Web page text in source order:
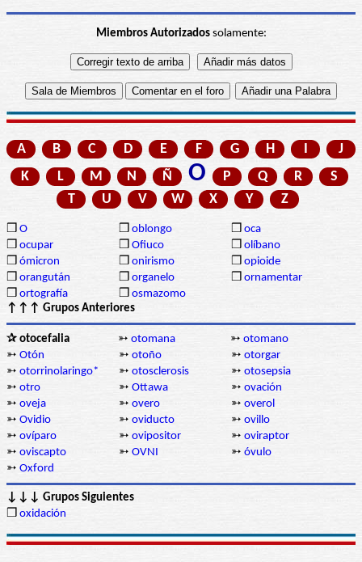
Miembros Autorizadossolamente:
A B C D E F G H I
J
K
L M N Ñ O P Q R
S
T
U V W X Y Z
❒ O ❒ oblongo ❒ oca
❒ ocupar ❒ Ofiuco ❒ olíbano
❒ ómicron ❒ onirismo ❒ opioide
❒ orangután ❒ organelo ❒ ornamentar
❒ ortografía ❒ osmazomo
↑↑↑ Grupos Anteriores
✰ otocefalia ➳ otomana ➳ otomano
➳ Otón ➳ otoño ➳ otorgar
➳ otorrinolaringo* ➳ otosclerosis ➳ otosepsia
➳ otro ➳ Ottawa ➳ ovación
➳ oveja ➳ overo ➳ overol
➳ Ovidio ➳ oviducto ➳ ovillo
➳ ovíparo ➳ ovipositor ➳ oviraptor
➳ oviscapto ➳ OVNI ➳ óvulo
➳ Oxford
↓↓↓ Grupos Siguientes
❒ oxidación